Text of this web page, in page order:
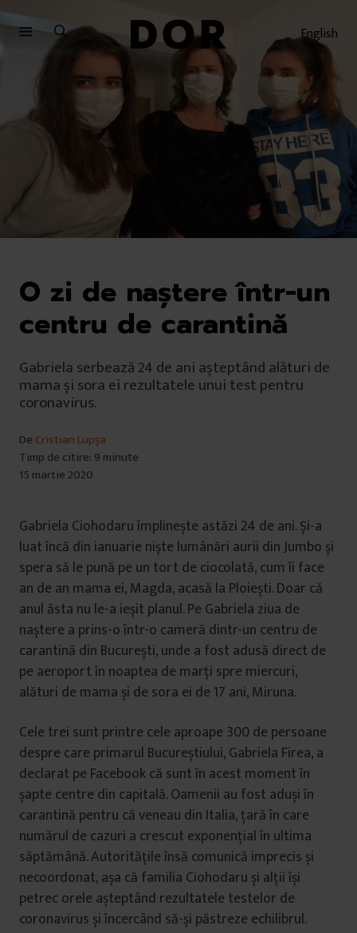
Sari
Sari
conținut
English
O zi de naștere într-un
centru de carantină
Gabriela serbează 24 de ani așteptând alături de
mama și sora ei rezultatele unui test pentru
coronavirus.
De Cristian Lupșa
Timp de citire: 9 minute
15 martie 2020
Gabriela Ciohodaru împlinește astăzi 24 de ani. Și-a
luat încă din ianuarie niște lumânări aurii din Jumbo și
spera să le pună pe un tort de ciocolată, cum îi face
an de an mama ei, Magda, acasă la Ploiești. Doar că
anul ăsta nu le-a ieșit planul. Pe Gabriela ziua de
naștere a prins-o într-o cameră dintr-un centru de
carantină din București, unde a fost adusă direct de
pe aeroport în noaptea de marți spre miercuri,
alături de mama și de sora ei de 17 ani, Miruna.
Cele trei sunt printre cele aproape 300 de persoane
despre care primarul Bucureștiului, Gabriela Firea, a
declarat pe Facebook că sunt în acest moment în
șapte centre din capitală. Oamenii au fost aduși în
carantină pentru că veneau din Italia, țară în care
numărul de cazuri a crescut exponențial în ultima
săptămână. Autoritățile însă comunică imprecis și
necoordonat, așa că familia Ciohodaru și alții își
petrec orele așteptând rezultatele testelor de
coronavirus și încercând să-și păstreze echilibrul.